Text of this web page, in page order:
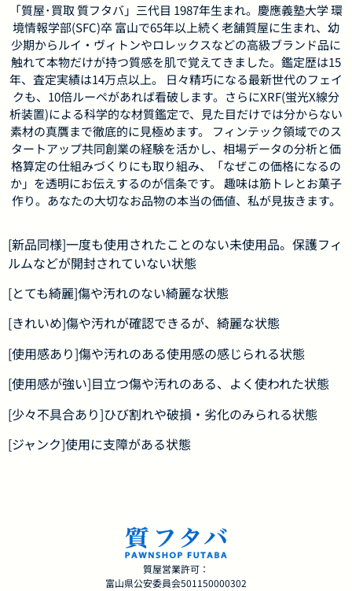
「質屋･買取 質フタバ」三代目 1987年生まれ。慶應義塾大学 環
境情報学部(SFC)卒 富山で65年以上続く老舗質屋に生まれ、幼
少期からルイ・ヴィトンやロレックスなどの高級ブランド品に
触れて本物だけが持つ質感を肌で覚えてきました。鑑定歴は15
年、査定実績は14万点以上。 日々精巧になる最新世代のフェイ
クも、10倍ルーペがあれば看破します。さらにXRF(蛍光X線分
析装置)による科学的な材質鑑定で、見た目だけでは分からない
素材の真贋まで徹底的に見極めます。 フィンテック領域でのス
タートアップ共同創業の経験を活かし、相場データの分析と価
格算定の仕組みづくりにも取り組み、「なぜこの価格になるの
か」を透明にお伝えするのが信条です。 趣味は筋トレとお菓子
作り。あなたの大切なお品物の本当の価値、私が見抜きます。
[新品同様]一度も使用されたことのない未使用品。保護フィ
ルムなどが開封されていない状態
[とても綺麗]傷や汚れのない綺麗な状態
[きれいめ]傷や汚れが確認できるが、綺麗な状態
[使用感あり]傷や汚れのある使用感の感じられる状態
[使用感が強い]目立つ傷や汚れのある、よく使われた状態
[少々不具合あり]ひび割れや破損・劣化のみられる状態
[ジャンク]使用に支障がある状態
質屋営業許可：
富山県公安委員会501150000302